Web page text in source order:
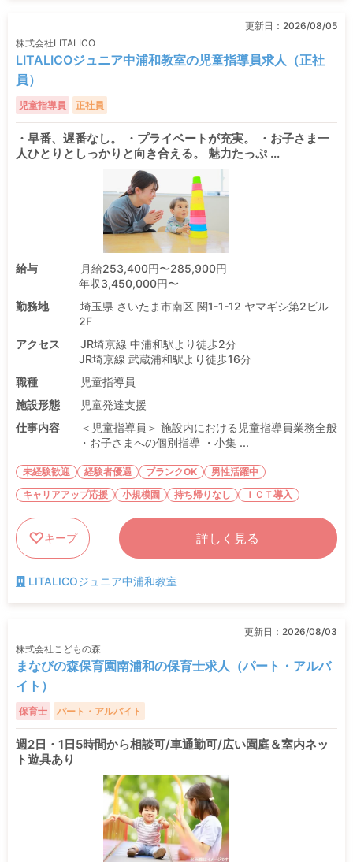
更新日： 2026/08/05
株式会社LITALICO
LITALICOジュニア中浦和教室の児童指導員求人（正社
員）
児童指導員 正社員
・早番、遅番なし。 ・プライベートが充実。 ・お子さま一
人ひとりとしっかりと向き合える。 魅力たっぷ ...
給与
月給253,400円〜285,900円
年収3,450,000円〜
勤務地
埼玉県 さいたま市南区 関1-1-12 ヤマギシ第2ビル
2F
アクセス
JR埼京線 中浦和駅より徒歩2分
JR埼京線 武蔵浦和駅より徒歩16分
職種
児童指導員
施設形態
児童発達支援
仕事内容
＜児童指導員＞ 施設内における児童指導員業務全般
・お子さまへの個別指導 ・小集 ...
未経験歓迎 経験者優遇 ブランクOK
男性活躍中
キャリアアップ応援
小規模園 持ち帰りなし ＩＣＴ導入
キープ 詳しく見る
LITALICOジュニア中浦和教室
更新日： 2026/08/03
株式会社こどもの森
まなびの森保育園南浦和の保育士求人（パート・アルバ
イト）
保育士 パート・アルバイト
週2日・1日5時間から相談可/車通勤可/広い園庭＆室内ネッ
ト遊具あり